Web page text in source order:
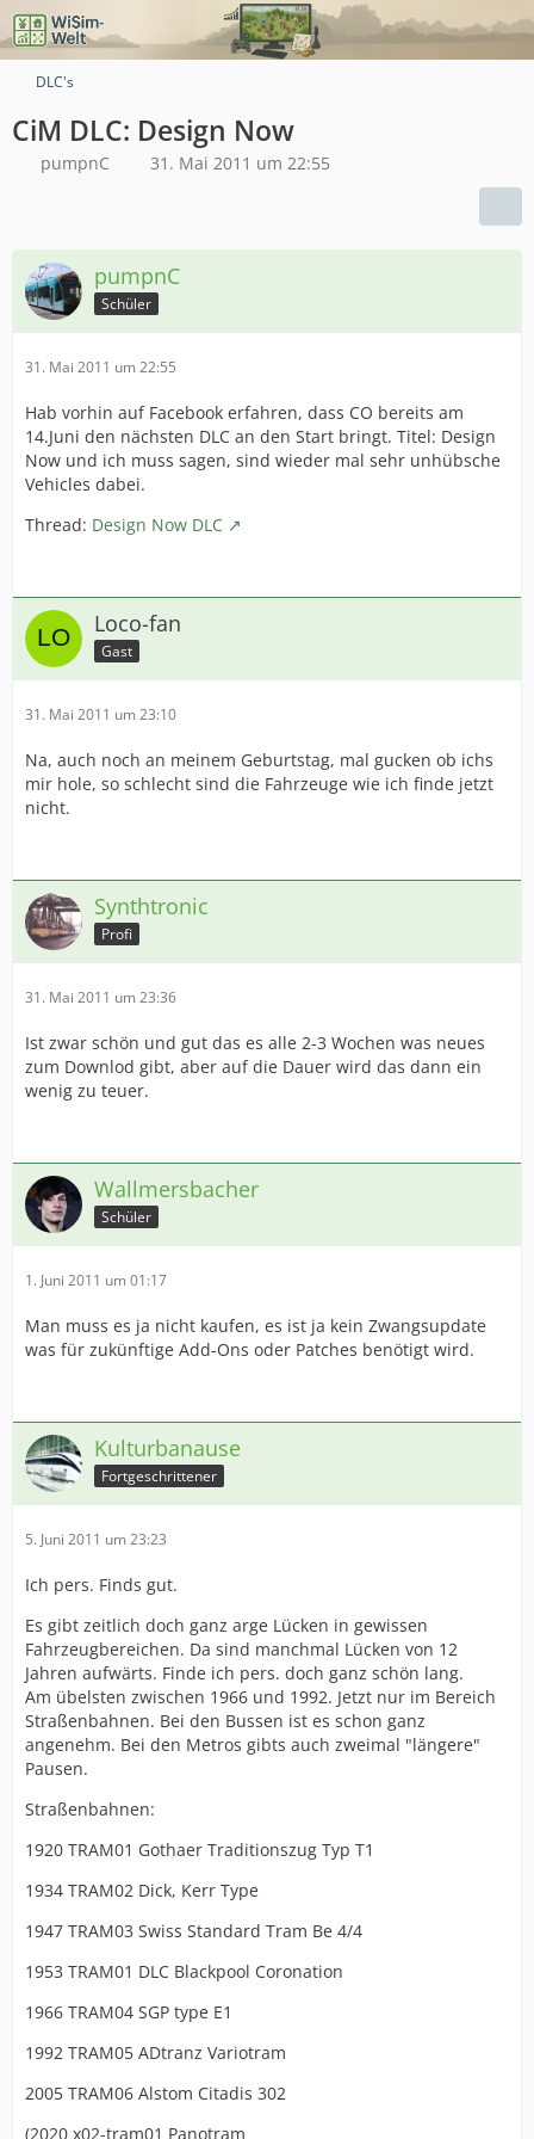
DLC's
CiM DLC: Design Now
pumpnC 31. Mai 2011 um 22:55
pumpnC
Schüler
31. Mai 2011 um 22:55
Hab vorhin auf Facebook erfahren, dass CO bereits am
14.Juni den nächsten DLC an den Start bringt. Titel: Design
Now und ich muss sagen, sind wieder mal sehr unhübsche
Vehicles dabei.
Thread: Design Now DLC
Loco-fan
Gast
31. Mai 2011 um 23:10
Na, auch noch an meinem Geburtstag, mal gucken ob ichs
mir hole, so schlecht sind die Fahrzeuge wie ich finde jetzt
nicht.
Synthtronic
Profi
31. Mai 2011 um 23:36
Ist zwar schön und gut das es alle 2-3 Wochen was neues
zum Downlod gibt, aber auf die Dauer wird das dann ein
wenig zu teuer.
Wallmersbacher
Schüler
1. Juni 2011 um 01:17
Man muss es ja nicht kaufen, es ist ja kein Zwangsupdate
was für zukünftige Add-Ons oder Patches benötigt wird.
Kulturbanause
Fortgeschrittener
5. Juni 2011 um 23:23
Ich pers. Finds gut.
Es gibt zeitlich doch ganz arge Lücken in gewissen
Fahrzeugbereichen. Da sind manchmal Lücken von 12
Jahren aufwärts. Finde ich pers. doch ganz schön lang.
Am übelsten zwischen 1966 und 1992. Jetzt nur im Bereich
Straßenbahnen. Bei den Bussen ist es schon ganz
angenehm. Bei den Metros gibts auch zweimal "längere"
Pausen.
Straßenbahnen:
1920 TRAM01 Gothaer Traditionszug Typ T1
1934 TRAM02 Dick, Kerr Type
1947 TRAM03 Swiss Standard Tram Be 4/4
1953 TRAM01 DLC Blackpool Coronation
1966 TRAM04 SGP type E1
1992 TRAM05 ADtranz Variotram
2005 TRAM06 Alstom Citadis 302
(2020 x02-tram01 Panotram